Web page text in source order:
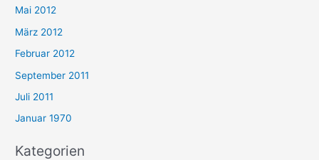
Mai 2012
März 2012
Februar 2012
September 2011
Juli 2011
Januar 1970
Kategorien